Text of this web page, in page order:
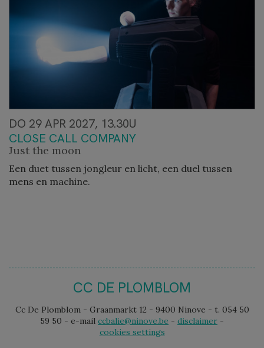
DO 29 APR 2027, 13.30U
CLOSE CALL COMPANY
Just the moon
Een duet tussen jongleur en licht, een duel tussen
mens en machine.
CC DE PLOMBLOM
Cc De Plomblom - Graanmarkt 12 - 9400 Ninove - t. 054 50
59 50 - e-mail ccbalie@ninove.be - disclaimer -
cookies settings